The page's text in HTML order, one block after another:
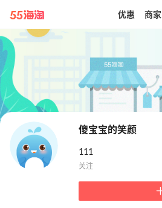
带你去官网买正品
优惠 商家
傻宝宝的笑颜
111